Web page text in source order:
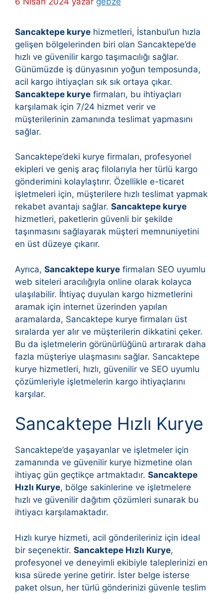
Sancaktepe kurye hizmetleri, İstanbul’un hızla
gelişen bölgelerinden biri olan Sancaktepe’de
hızlı ve güvenilir kargo taşımacılığı sağlar.
Günümüzde iş dünyasının yoğun temposunda,
acil kargo ihtiyaçları sık sık ortaya çıkar.
Sancaktepe kurye firmaları, bu ihtiyaçları
karşılamak için 7/24 hizmet verir ve
müşterilerinin zamanında teslimat yapmasını
sağlar.
Sancaktepe’deki kurye firmaları, profesyonel
ekipleri ve geniş araç filolarıyla her türlü kargo
gönderimini kolaylaştırır. Özellikle e-ticaret
işletmeleri için, müşterilere hızlı teslimat yapmak
rekabet avantajı sağlar. Sancaktepe kurye
hizmetleri, paketlerin güvenli bir şekilde
taşınmasını sağlayarak müşteri memnuniyetini
en üst düzeye çıkarır.
Ayrıca, Sancaktepe kurye firmaları SEO uyumlu
web siteleri aracılığıyla online olarak kolayca
ulaşılabilir. İhtiyaç duyulan kargo hizmetlerini
aramak için internet üzerinden yapılan
aramalarda, Sancaktepe kurye firmaları üst
sıralarda yer alır ve müşterilerin dikkatini çeker.
Bu da işletmelerin görünürlüğünü artırarak daha
fazla müşteriye ulaşmasını sağlar. Sancaktepe
kurye hizmetleri, hızlı, güvenilir ve SEO uyumlu
çözümleriyle işletmelerin kargo ihtiyaçlarını
karşılar.
Sancaktepe Hızlı Kurye
Sancaktepe’de yaşayanlar ve işletmeler için
zamanında ve güvenilir kurye hizmetine olan
ihtiyaç gün geçtikçe artmaktadır. Sancaktepe
Hızlı Kurye, bölge sakinlerine ve işletmelere
hızlı ve güvenilir dağıtım çözümleri sunarak bu
ihtiyacı karşılamaktadır.
Hızlı kurye hizmeti, acil gönderileriniz için ideal
bir seçenektir. Sancaktepe Hızlı Kurye,
profesyonel ve deneyimli ekibiyle taleplerinizi en
kısa sürede yerine getirir. İster belge isterse
paket olsun, her türlü gönderinizi güvenle teslim